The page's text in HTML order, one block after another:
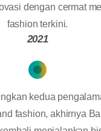
dengan cermat
fashion terkini.
2021
kedua
fashion, akhirnya